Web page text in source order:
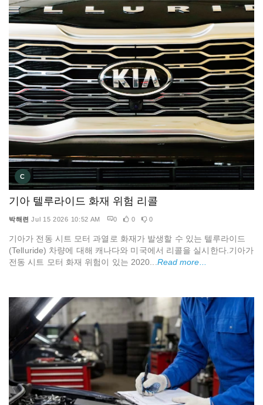
C
기아 텔루라이드 화재 위험 리콜
박해련 Jul 15 2026 10:52 AM 0 0 0
기아가 전동 시트 모터 과열로 화재가 발생할 수 있는 텔루라이드
(Telluride) 차량에 대해 캐나다와 미국에서 리콜을 실시한다.기아가
전동 시트 모터 화재 위험이 있는 2020...Read more...